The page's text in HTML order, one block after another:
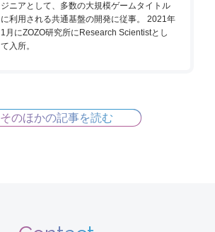
ジニアとして、多数の大規模ゲームタイトル
に利用される共通基盤の開発に従事。 2021年
1月にZOZO研究所にResearch Scientistとし
て入所。
そのほかの記事を読む